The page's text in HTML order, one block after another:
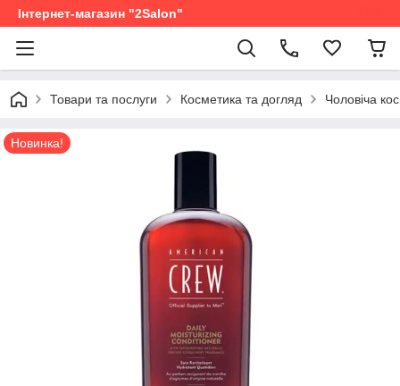
Інтернет-магазин "2Salon"
Товари та послуги Косметика та догляд Чоловіча
Новинка!